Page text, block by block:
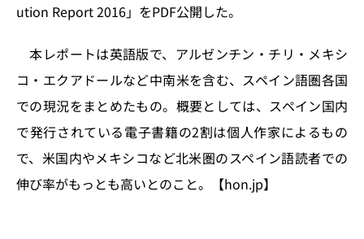
ution Report 2016」をPDF公開した。
本レポートは英語版で、アルゼンチン・チリ・メキシ
コ・エクアドールなど中南米を含む、スペイン語圏各国
での現況をまとめたもの。概要としては、スペイン国内
で発行されている電子書籍の2割は個人作家によるもの
で、米国内やメキシコなど北米圏のスペイン語読者での
伸び率がもっとも高いとのこと。【hon.jp】